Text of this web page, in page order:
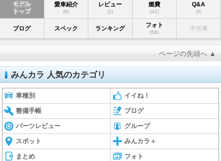
モデル
トップ
愛車紹介
(8)
レビュー
(2)
燃費
(42)
Q&A
(0)
ブログ スペック ランキング フォト
(58)
中古車
ページの先頭へ ▲
みんカラ 人気のカテゴリ
車種別 イイね！
整備手帳 ブログ
パーツレビュー グループ
スポット みんカラ＋
まとめ フォト